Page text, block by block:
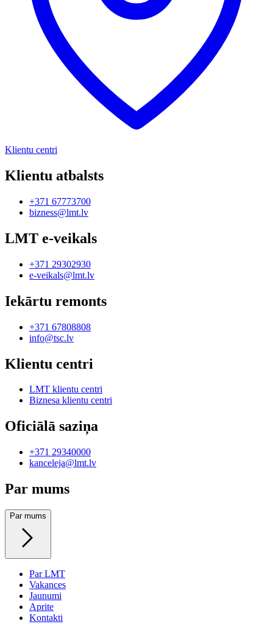
Klientu centri
Klientu atbalsts
+371 67773700
bizness@lmt.lv
LMT e-veikals
+371 29302930
e-veikals@lmt.lv
Iekārtu remonts
+371 67808808
info@tsc.lv
Klientu centri
LMT klientu centri
Biznesa klientu centri
Oficiālā saziņa
+371 29340000
kanceleja@lmt.lv
Par mums
Par mums
Par LMT
Vakances
Jaunumi
Aprite
Kontakti